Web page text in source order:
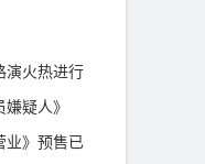
演火热进行
疑人》
业》预售已